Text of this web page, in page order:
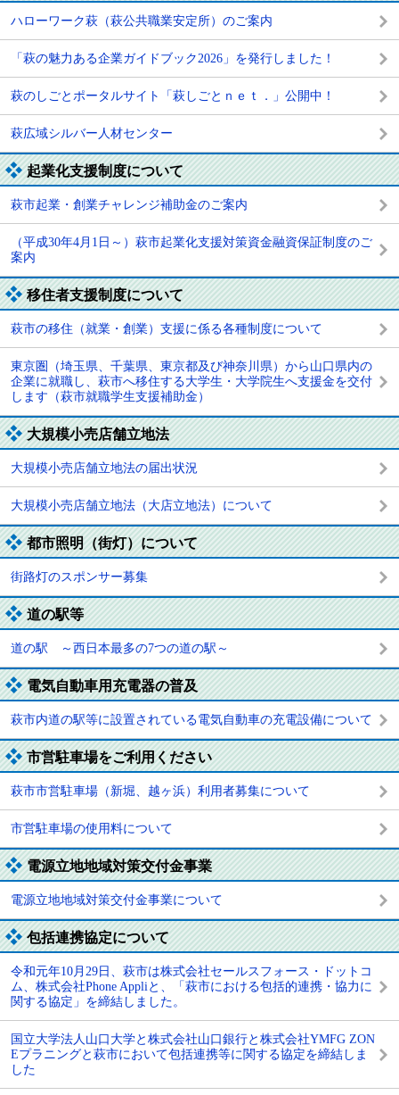
ハローワーク萩（萩公共職業安定所）のご案内
「萩の魅力ある企業ガイドブック2026」を発行しました！
萩のしごとポータルサイト「萩しごとｎｅｔ．」公開中！
萩広域シルバー人材センター
起業化支援制度について
萩市起業・創業チャレンジ補助金のご案内
（平成30年4月1日～）萩市起業化支援対策資金融資保証制度のご
案内
移住者支援制度について
萩市の移住（就業・創業）支援に係る各種制度について
東京圏（埼玉県、千葉県、東京都及び神奈川県）から山口県内の
企業に就職し、萩市へ移住する大学生・大学院生へ支援金を交付
します（萩市就職学生支援補助金）
大規模小売店舗立地法
大規模小売店舗立地法の届出状況
大規模小売店舗立地法（大店立地法）について
都市照明（街灯）について
街路灯のスポンサー募集
道の駅等
道の駅 ～西日本最多の7つの道の駅～
電気自動車用充電器の普及
萩市内道の駅等に設置されている電気自動車の充電設備について
市営駐車場をご利用ください
萩市市営駐車場（新堀、越ヶ浜）利用者募集について
市営駐車場の使用料について
電源立地地域対策交付金事業
電源立地地域対策交付金事業について
包括連携協定について
令和元年10月29日、萩市は株式会社セールスフォース・ドットコ
ム、株式会社Phone Appliと、「萩市における包括的連携・協力に
関する協定」を締結しました。
国立大学法人山口大学と株式会社山口銀行と株式会社YMFG ZON
Eプラニングと萩市において包括連携等に関する協定を締結しま
した